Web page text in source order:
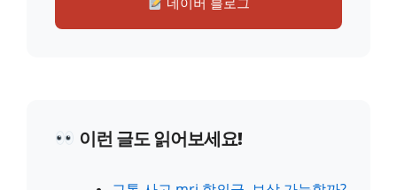
이런 글도 읽어보세요!